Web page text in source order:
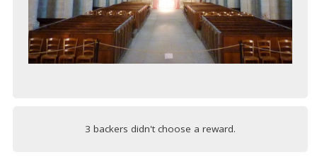
3 backers didn't choose a reward.